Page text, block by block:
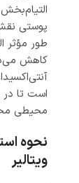
پوستی نقش
طور مؤثر
کاهش
است تا در
محیطی
نحوه
ویتالیر